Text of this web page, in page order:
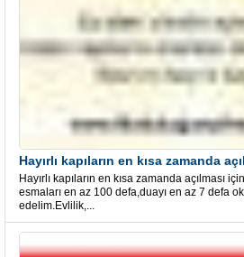
Hayırlı kapıların en kısa zamanda açılması
esmaları en az 100 defa,duayı en az 7 defa
edelim.Evlilik,...